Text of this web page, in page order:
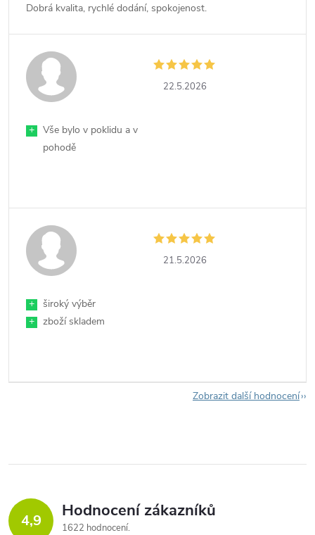
Dobrá kvalita, rychlé dodání, spokojenost.
22.5.2026
+
Vše bylo v poklidu a v
pohodě
21.5.2026
+
široký výběr
+
zboží skladem
Zobrazit další hodnocení
4,9 Hodnocení zákazníků
1622 hodnocení